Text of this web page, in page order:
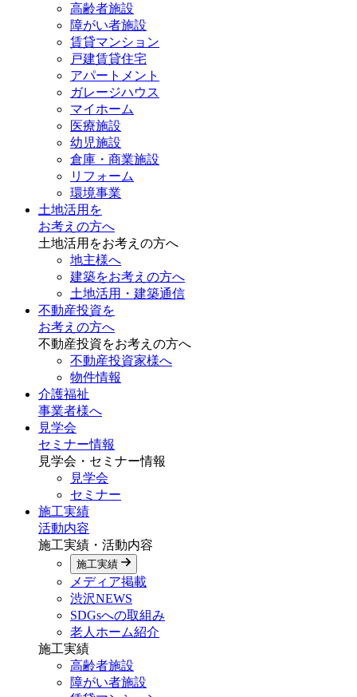
高齢者施設
障がい者施設
賃貸マンション
戸建賃貸住宅
アパートメント
ガレージハウス
マイホーム
医療施設
幼児施設
倉庫・商業施設
リフォーム
環境事業
土地活用を
お考えの方へ
土地活用をお考えの方へ
地主様へ
建築をお考えの方へ
土地活用・建築通信
不動産投資を
お考えの方へ
不動産投資をお考えの方へ
不動産投資家様へ
物件情報
介護福祉
事業者様へ
見学会
セミナー情報
見学会・セミナー情報
見学会
セミナー
施工実績
活動内容
施工実績・活動内容
施工実績
メディア掲載
渋沢NEWS
SDGsへの取組み
老人ホーム紹介
施工実績
高齢者施設
障がい者施設